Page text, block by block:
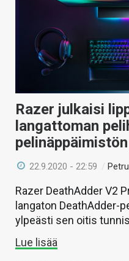
Razer julkaisi
langattoman
22.9.2020 - 22:59 /
Razer DeathAdder V2
langaton DeathAdder-
ylpeästi sen oitis
Lue lisää